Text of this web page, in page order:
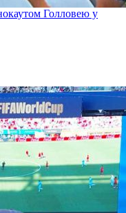
Голловею у